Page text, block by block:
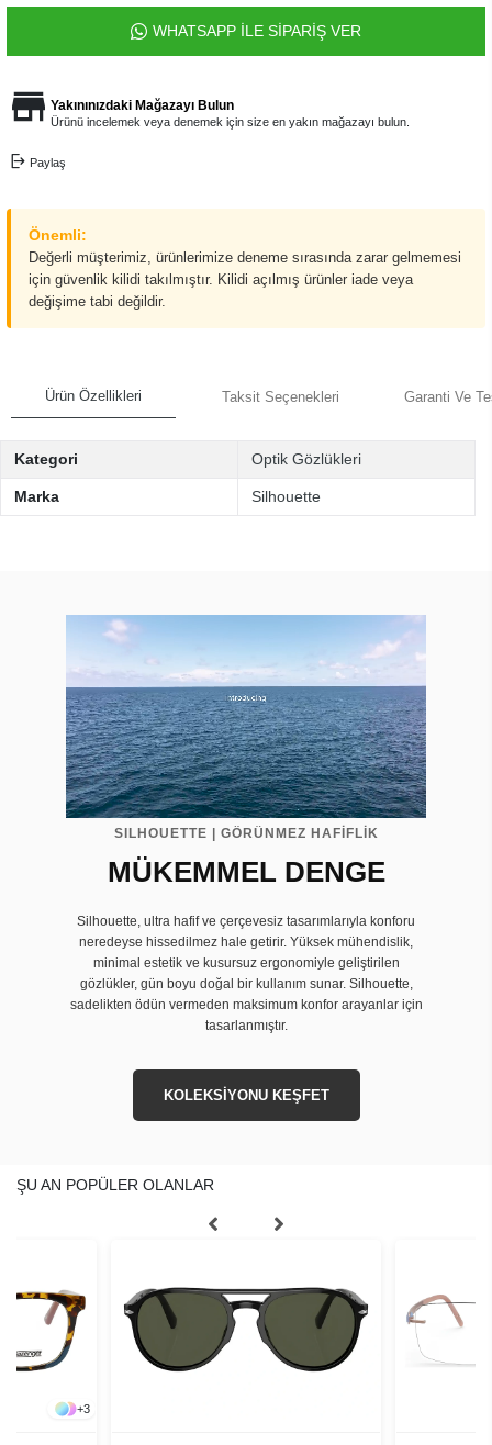
WHATSAPP İLE SİPARİŞ VER
Yakınınızdaki Mağazayı Bulun
Ürünü incelemek veya denemek için size en yakın mağazayı bulun.
Paylaş
Önemli:
Değerli müşterimiz, ürünlerimize deneme sırasında zarar gelmemesi
için güvenlik kilidi takılmıştır. Kilidi açılmış ürünler iade veya
değişime tabi değildir.
Ürün Özellikleri Taksit Seçenekleri Garanti Ve
Kategori Optik Gözlükleri
Marka Silhouette
SILHOUETTE | GÖRÜNMEZ HAFİFLİK
MÜKEMMEL DENGE
Silhouette, ultra hafif ve çerçevesiz tasarımlarıyla konforu
neredeyse hissedilmez hale getirir. Yüksek mühendislik,
minimal estetik ve kusursuz ergonomiyle geliştirilen
gözlükler, gün boyu doğal bir kullanım sunar. Silhouette,
sadelikten ödün vermeden maksimum konfor arayanlar için
tasarlanmıştır.
KOLEKSİYONU KEŞFET
ŞU AN POPÜLER OLANLAR
+3